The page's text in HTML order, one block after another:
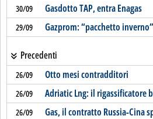
30/09 Gasdotto TAP, entra Enagas
29/09 Gazprom: “pacchetto
Precedenti
26/09 Otto mesi contradditori
26/09 Adriatic Lng: il rigassificatore
26/09 Gas, il contratto Russia-Cina